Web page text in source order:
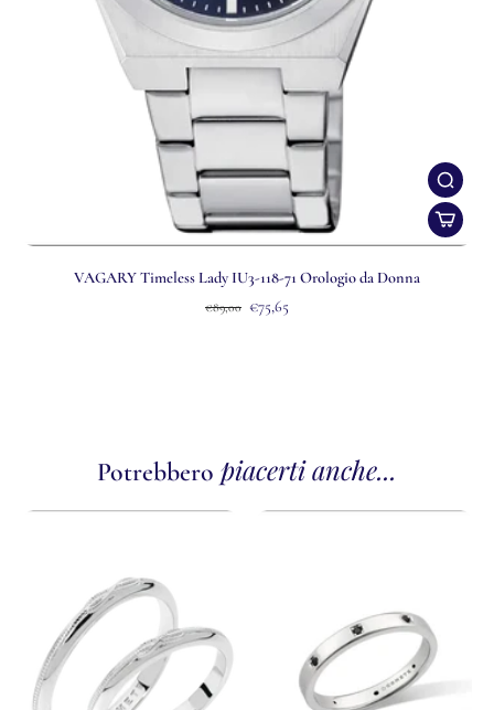
VAGARY Timeless Lady IU3-118-71 Orologio da Donna
€89,00 €75,65
Potrebbero piacerti anche...